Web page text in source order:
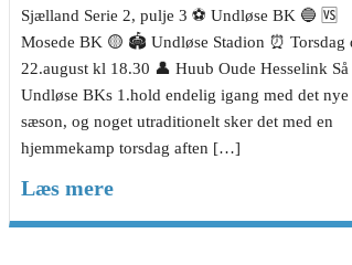
Sjælland Serie 2, pulje 3 ⚽️ Undløse BK 🔵 🆚
Mosede BK 🟡 🏟 Undløse Stadion ⏰ Torsdag
22.august kl 18.30 👤 Huub Oude Hesselink Så
Undløse BKs 1.hold endelig igang med det nye
sæson, og noget utraditionelt sker det med en
hjemmekamp torsdag aften […]
Læs mere